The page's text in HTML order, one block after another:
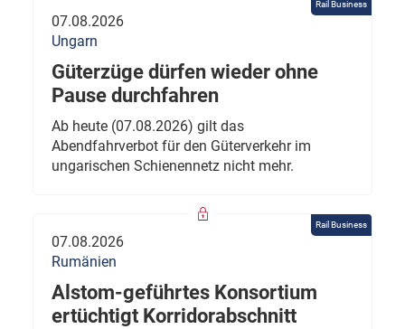
Rail Business
07.08.2026
Ungarn
Güterzüge dürfen wieder ohne
Pause durchfahren
Ab heute (07.08.2026) gilt das
Abendfahrverbot für den Güterverkehr im
ungarischen Schienennetz nicht mehr.
Rail Business
07.08.2026
Rumänien
Alstom-geführtes Konsortium
ertüchtigt Korridorabschnitt